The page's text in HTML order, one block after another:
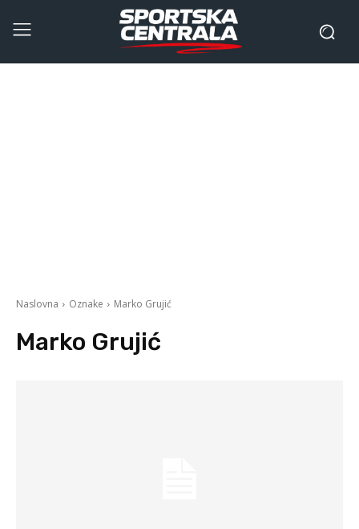
Naslovna Oznake Marko Grujić
Marko Grujić